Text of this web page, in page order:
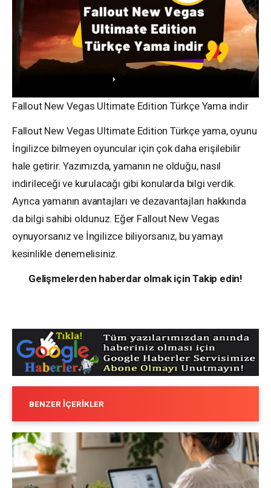
Fallout New Vegas Ultimate Edition Türkçe Yama indir
Fallout New Vegas Ultimate Edition Türkçe yama, oyunu
İngilizce bilmeyen oyuncular için çok daha erişilebilir
hale getirir. Yazımızda, yamanın ne olduğu, nasıl
indirileceği ve kurulacağı gibi konularda bilgi verdik.
Ayrıca yamanın avantajları ve dezavantajları hakkında
da bilgi sahibi oldunuz. Eğer Fallout New Vegas
oynuyorsanız ve İngilizce biliyorsanız, bu yamayı
kesinlikle denemelisiniz.
Gelişmelerden haberdar olmak için Takip edin!
BENZER İÇERIKLER